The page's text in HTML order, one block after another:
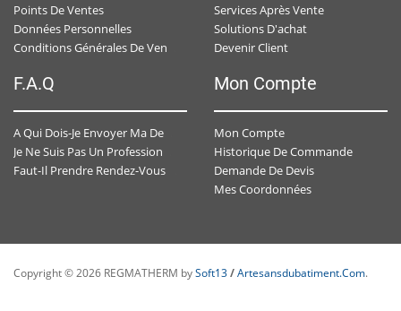
Points De Ventes
Données Personnelles
Services Après Vente
Solutions D'achat
Devenir Client
F.A.Q Mon Compte
Mon Compte
Historique De Commande
Demande De Devis
Mes Coordonnées
Copyright © 2026 REGMATHERM bySoft13/Artesansdubatiment.com.